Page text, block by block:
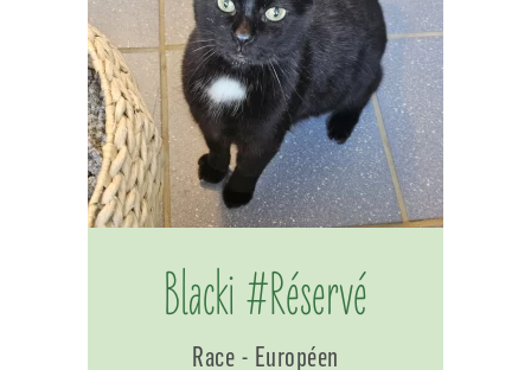
Blacki #Réservé
Race - Européen